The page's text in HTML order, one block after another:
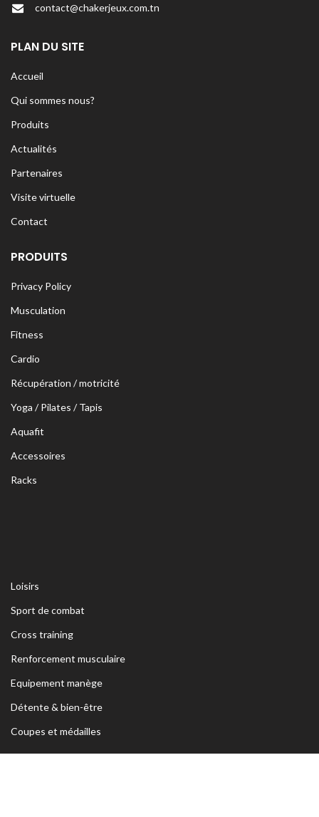
contact@chakerjeux.com.tn
PLAN DU SITE
Accueil
Qui sommes nous?
Produits
Actualités
Partenaires
Visite virtuelle
Contact
PRODUITS
Privacy Policy
Musculation
Fitness
Cardio
Récupération / motricité
Yoga / Pilates / Tapis
Aquafit
Accessoires
Racks
Loisirs
Sport de combat
Cross training
Renforcement musculaire
Equipement manège
Détente & bien-être
Coupes et médailles